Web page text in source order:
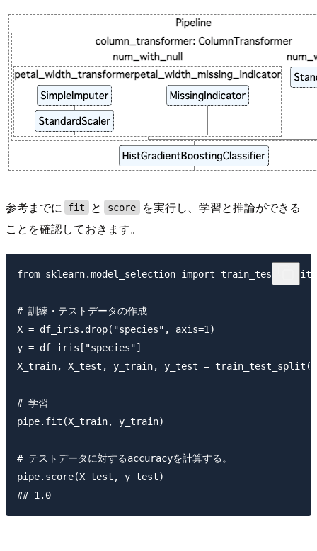
参考までに fit と score
を実行し、学習と推論ができる
ことを確認しておきます。
from sklearn.model_selection import train_test_split
# 訓練・テストデータの作成
X = df_iris.drop("species", axis=1)
y = df_iris["species"]
X_train, X_test, y_train, y_test = train_test_split(X,
# 学習
pipe.fit(X_train, y_train)
# テストデータに対するaccuracyを計算する。
pipe.score(X_test, y_test)